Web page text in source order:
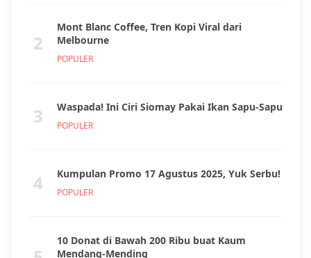
2
Mont Blanc Coffee, Tren Kopi Viral dari
Melbourne
POPULER
3 Waspada! Ini Ciri Siomay Pakai Ikan Sapu-Sapu
POPULER
4 Kumpulan Promo 17 Agustus 2025, Yuk Serbu!
POPULER
10 Donat di Bawah 200 Ribu buat Kaum
Mendang-Mending